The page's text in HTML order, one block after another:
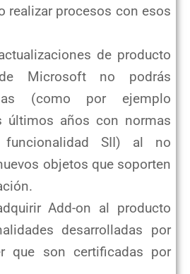
realizar procesos con esos
de producto
Microsoft no podrás
(como por ejemplo
últimos años con normas
SII) al no
objetos que soporten
Add-on al producto
desarrolladas por
que son certificadas por